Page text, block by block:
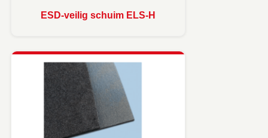
ESD-veilig schuim ELS-H